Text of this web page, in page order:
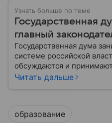
Узнать больше по теме
Государственная
главный
Государственная дума
системе российской
обсуждаются и
определяющие развитие
Разбираемся, как
Читать дальше
образование